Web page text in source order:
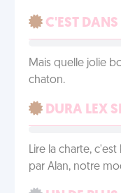
C'EST
Mais quelle jolie
chaton.
DURA LEX
Lire la charte,
par Alan, notre